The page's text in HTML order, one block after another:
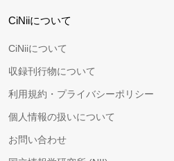
CiNiiについて
CiNiiについて
収録刊行物について
利用規約・プライバシーポリシー
個人情報の扱いについて
お問い合わせ